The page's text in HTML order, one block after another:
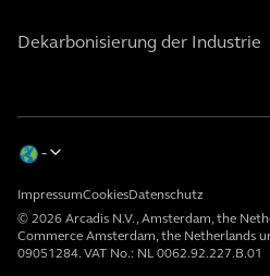
Dekarbonisierung der Industrie
© 2026 Arcadis N.V., Amsterdam, the
Commerce Amsterdam, the Netherlands
09051284. VAT No.: NL 0062.92.227.B.01
ImpressumCookiesDatenschutz